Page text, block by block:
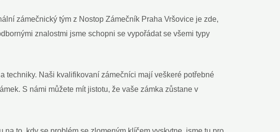
zámečnický tým z Nostop Zámečník Praha Vršovice je zde,
znalostmi jsme schopni se vypořádat se všemi typy
techniky. Naši kvalifikovaní zámečníci mají veškeré potřebné
S námi můžete mít jistotu, že vaše zámka zůstane v